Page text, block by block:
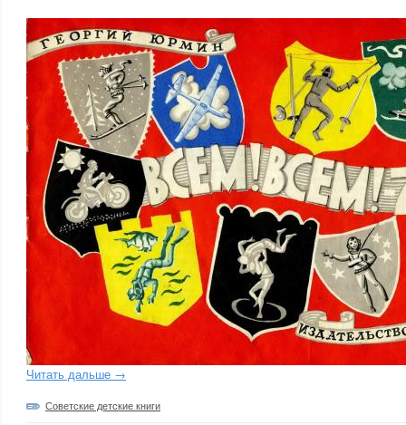
Читать дальше →
Советские детские книги